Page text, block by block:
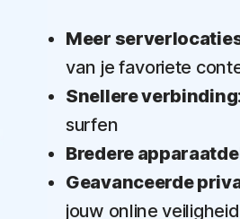
Meer
van je favoriete
Snellere verbinding
surfen
Bredere
Geavanceerde
jouw online veiligheid